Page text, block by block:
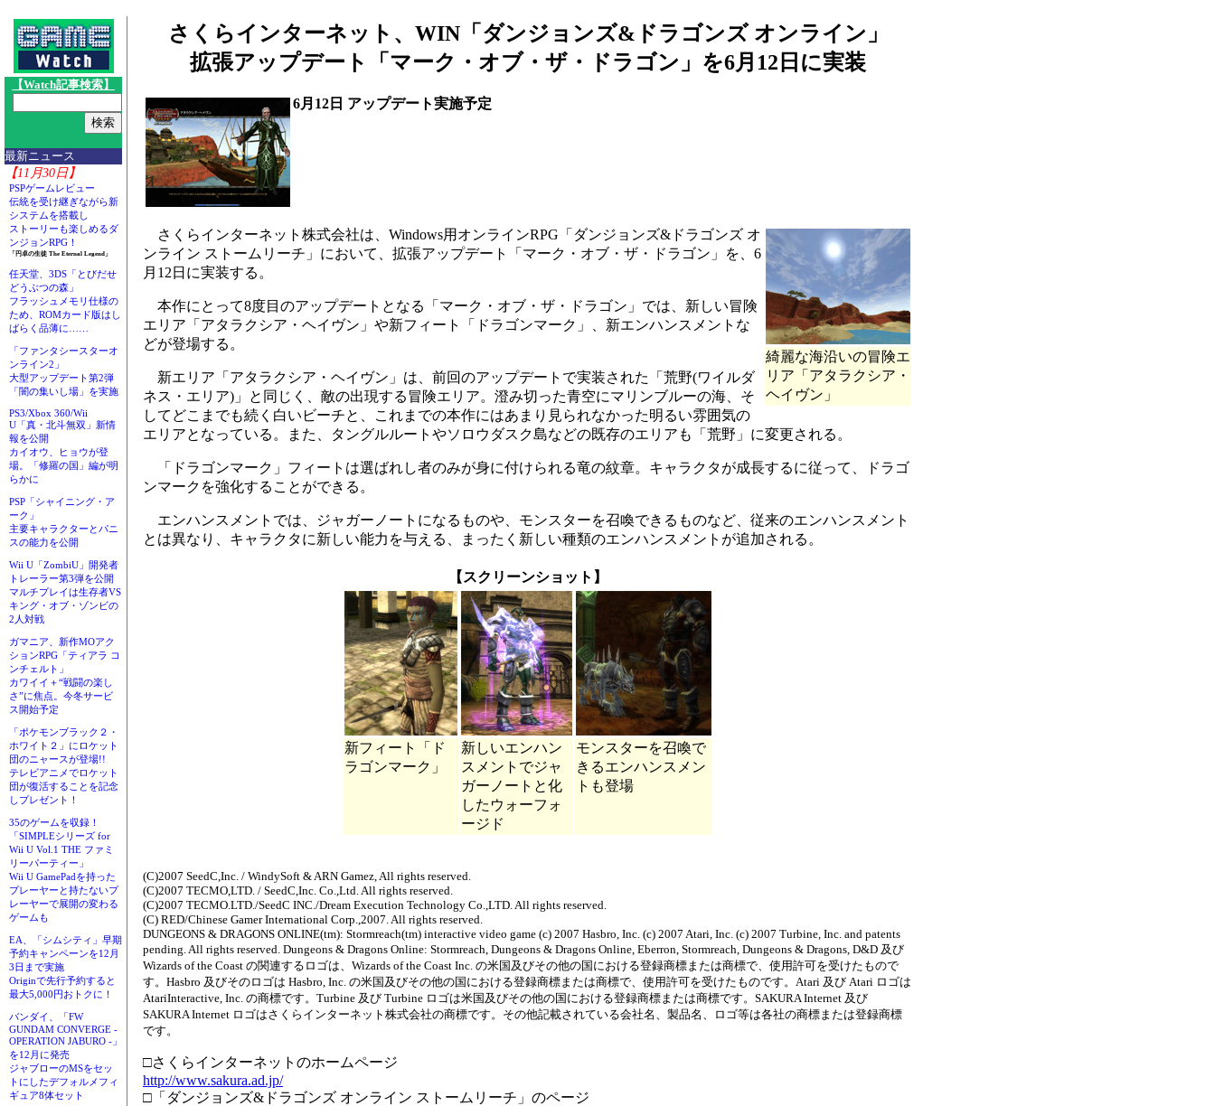
【Watch記事検索】
最新ニュース
【11月30日】
PSPゲームレビュー
伝統を受け継ぎながら新
システムを搭載し
ストーリーも楽しめるダ
ンジョンRPG！
「円卓の生徒 The Eternal Legend」
任天堂、3DS「とびだせ
どうぶつの森」
フラッシュメモリ仕様の
ため、ROMカード版はし
ばらく品薄に……
「ファンタシースターオ
ンライン2」
大型アップデート第2弾
「闇の集いし場」を実施
PS3/Xbox 360/Wii
U「真・北斗無双」新情
報を公開
カイオウ、ヒョウが登
場。「修羅の国」編が明
らかに
PSP「シャイニング・ア
ーク」
主要キャラクターとパニ
スの能力を公開
Wii U「ZombiU」開発者
トレーラー第3弾を公開
マルチプレイは生存者VS
キング・オブ・ゾンビの
2人対戦
ガマニア、新作MOアク
ションRPG「ティアラ コ
ンチェルト」
カワイイ＋“戦闘の楽し
さ”に焦点。今冬サービ
ス開始予定
「ポケモンブラック２・
ホワイト２」にロケット
団のニャースが登場!!
テレビアニメでロケット
団が復活することを記念
しプレゼント！
35のゲームを収録！
「SIMPLEシリーズ for
Wii U Vol.1 THE ファミ
リーパーティー」
Wii U GamePadを持った
プレーヤーと持たないプ
レーヤーで展開の変わる
ゲームも
EA、「シムシティ」早期
予約キャンペーンを12月
3日まで実施
Originで先行予約すると
最大5,000円おトクに！
バンダイ、「FW
GUNDAM CONVERGE -
OPERATION JABURO -」
を12月に発売
ジャブローのMSをセッ
トにしたデフォルメフィ
ギュア8体セット
さくらインターネット、WIN「ダンジョンズ&ドラゴンズ オンライン」
拡張アップデート「マーク・オブ・ザ・ドラゴン」を6月12日に実装
6月12日 アップデート実施予定
綺麗な海沿いの冒険エ
リア「アタラクシア・
ヘイヴン」
さくらインターネット株式会社は、Windows用オンラインRPG「ダンジョンズ&ドラゴンズ オ
ンライン ストームリーチ」において、拡張アップデート「マーク・オブ・ザ・ドラゴン」を、6
月12日に実装する。
本作にとって8度目のアップデートとなる「マーク・オブ・ザ・ドラゴン」では、新しい冒険
エリア「アタラクシア・ヘイヴン」や新フィート「ドラゴンマーク」、新エンハンスメントな
どが登場する。
新エリア「アタラクシア・ヘイヴン」は、前回のアップデートで実装された「荒野(ワイルダ
ネス・エリア)」と同じく、敵の出現する冒険エリア。澄み切った青空にマリンブルーの海、そ
してどこまでも続く白いビーチと、これまでの本作にはあまり見られなかった明るい雰囲気の
エリアとなっている。また、タングルルートやソロウダスク島などの既存のエリアも「荒野」に変更される。
「ドラゴンマーク」フィートは選ばれし者のみが身に付けられる竜の紋章。キャラクタが成長するに従って、ドラゴ
ンマークを強化することができる。
エンハンスメントでは、ジャガーノートになるものや、モンスターを召喚できるものなど、従来のエンハンスメント
とは異なり、キャラクタに新しい能力を与える、まったく新しい種類のエンハンスメントが追加される。
【スクリーンショット】
新フィート「ド
ラゴンマーク」
新しいエンハン
スメントでジャ
ガーノートと化
したウォーフォ
ージド
モンスターを召喚で
きるエンハンスメン
トも登場
(C)2007 SeedC,Inc. / WindySoft & ARN Gamez, All rights reserved.
(C)2007 TECMO,LTD. / SeedC,Inc. Co.,Ltd. All rights reserved.
(C)2007 TECMO.LTD./SeedC INC./Dream Execution Technology Co.,LTD. All rights reserved.
(C) RED/Chinese Gamer International Corp.,2007. All rights reserved.
DUNGEONS & DRAGONS ONLINE(tm): Stormreach(tm) interactive video game (c) 2007 Hasbro, Inc. (c) 2007 Atari, Inc. (c) 2007 Turbine, Inc. and patents
pending. All rights reserved. Dungeons & Dragons Online: Stormreach, Dungeons & Dragons Online, Eberron, Stormreach, Dungeons & Dragons, D&D 及び
Wizards of the Coast の関連するロゴは、Wizards of the Coast Inc. の米国及びその他の国における登録商標または商標で、使用許可を受けたもので
す。Hasbro 及びそのロゴは Hasbro, Inc. の米国及びその他の国における登録商標または商標で、使用許可を受けたものです。Atari 及び Atari ロゴは
AtariInteractive, Inc. の商標です。Turbine 及び Turbine ロゴは米国及びその他の国における登録商標または商標です。SAKURA Internet 及び
SAKURA Internet ロゴはさくらインターネット株式会社の商標です。その他記載されている会社名、製品名、ロゴ等は各社の商標または登録商標
です。
□さくらインターネットのホームページ
http://www.sakura.ad.jp/
□「ダンジョンズ&ドラゴンズ オンライン ストームリーチ」のページ